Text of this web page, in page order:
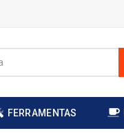
FERRAMENTAS